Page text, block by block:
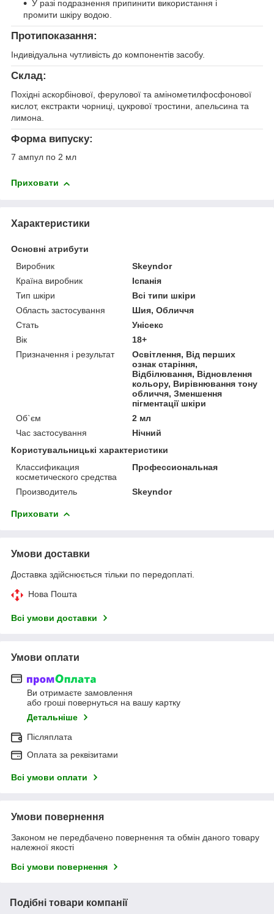
У разі подразнення припинити використання і
промити шкіру водою.
Протипоказання:
Індивідуальна чутливість до компонентів засобу.
Склад:
Похідні аскорбінової, ферулової та амінометилфосфонової
кислот, екстракти чорниці, цукрової тростини, апельсина та
лимона.
Форма випуску:
7 ампул по 2 мл
Приховати
Характеристики
Основні атрибути
Виробник
Skeyndor
Країна виробник
Іспанія
Тип шкіри
Всі типи шкіри
Область застосування
Шия, Обличчя
Стать
Унісекс
Вік
18+
Призначення і результат
Освітлення, Від перших
ознак старіння,
Відбілювання, Відновлення
кольору, Вирівнювання тону
обличчя, Зменшення
пігментації шкіри
Об`єм
2 мл
Час застосування
Нічний
Користувальницькі характеристики
Классификация
косметического средства
Профессиональная
Производитель Skeyndor
Приховати
Умови доставки
Доставка здійснюється тільки по передоплаті.
Нова Пошта
Всі умови доставки
Умови оплати
Ви отримаєте замовлення
або гроші повернуться на вашу картку
Детальніше
Післяплата
Оплата за реквізитами
Всі умови оплати
Умови повернення
Законом не передбачено повернення та обмін даного товару
належної якості
Всі умови повернення
Подібні товари компанії